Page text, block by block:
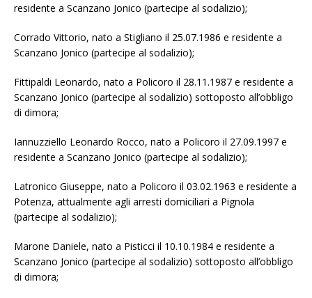
residente a Scanzano Jonico (partecipe al sodalizio);
Corrado Vittorio, nato a Stigliano il 25.07.1986 e residente a
Scanzano Jonico (partecipe al sodalizio);
Fittipaldi Leonardo, nato a Policoro il 28.11.1987 e residente a
Scanzano Jonico (partecipe al sodalizio) sottoposto all’obbligo
di dimora;
Iannuzziello Leonardo Rocco, nato a Policoro il 27.09.1997 e
residente a Scanzano Jonico (partecipe al sodalizio);
Latronico Giuseppe, nato a Policoro il 03.02.1963 e residente a
Potenza, attualmente agli arresti domiciliari a Pignola
(partecipe al sodalizio);
Marone Daniele, nato a Pisticci il 10.10.1984 e residente a
Scanzano Jonico (partecipe al sodalizio) sottoposto all’obbligo
di dimora;